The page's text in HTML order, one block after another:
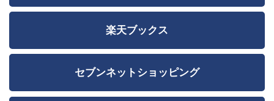
楽天ブックス
セブンネットショッピング